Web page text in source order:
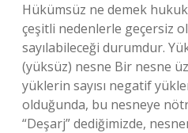
Hükümsüz ne demek
çeşitli nedenlerle geçersiz
sayılabileceği durumdur.
(yüksüz) nesne Bir nesne
yüklerin sayısı negatif
olduğunda, bu nesneye
“Deşarj” dediğimizde,